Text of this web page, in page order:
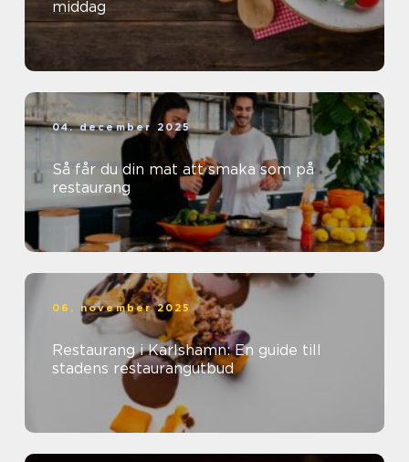
middag
04. december 2025
Så får du din mat att smaka som på
restaurang
06. november 2025
Restaurang i Karlshamn: En guide till
stadens restaurangutbud